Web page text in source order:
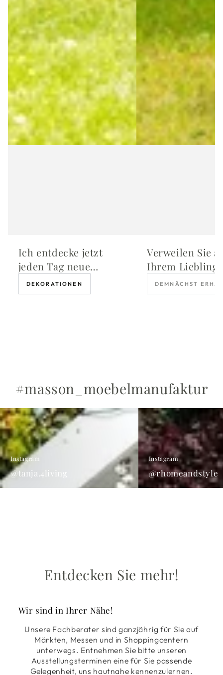
Ich entdecke jetzt
jeden Tag neue
Schätze in meinem
Garten
DEKORATIONEN
Verweilen Sie
Ihrem
in unserem
DEMNÄCHST
#masson_moebelmanufaktur
Instagram
@tanja.4living
@rhomeandstyle
Instagram
@rhomeandstyle
Entdecken Sie mehr!
Wir sind in Ihrer Nähe!
Unsere Fachberater sind ganzjährig für Sie auf
Märkten, Messen und in Shoppingcentern
unterwegs. Entnehmen Sie bitte unseren
Ausstellungsterminen eine für Sie passende
Gelegenheit, uns hautnahe kennenzulernen.